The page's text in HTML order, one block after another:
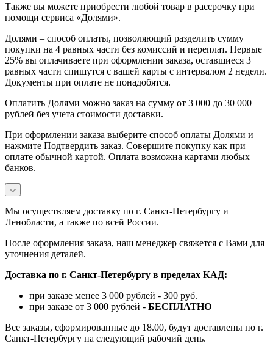
Также вы можете приобрести любой товар в рассрочку при
помощи сервиса «Долями».
Долями – способ оплаты, позволяющий разделить сумму
покупки на 4 равных части без комиссий и переплат. Первые
25% вы оплачиваете при оформлении заказа, оставшиеся 3
равных части спишутся с вашей карты с интервалом 2 недели.
Документы при оплате не понадобятся.
Оплатить Долями можно заказ на сумму от 3 000 до 30 000
рублей без учета стоимости доставки.
При оформлении заказа выберите способ оплаты Долями и
нажмите Подтвердить заказ. Совершите покупку как при
оплате обычной картой. Оплата возможна картами любых
банков.
Мы осуществляем доставку по г. Санкт-Петербургу и
Ленобласти, а также по всей России.
После оформления заказа, наш менеджер свяжется с Вами для
уточнения деталей.
Доставка по г. Санкт-Петербургу в пределах КАД:
при заказе менее 3 000 рублей - 300 руб.
при заказе от 3 000 рублей - БЕСПЛАТНО
Все заказы, сформированные до 18.00, будут доставлены по г.
Санкт-Петербургу на следующий рабочий день.